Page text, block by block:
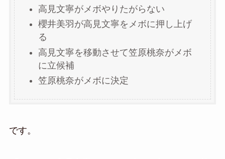
高見文寧がメボやりたがらない
櫻井美羽が高見文寧をメボに押し上げ
る
高見文寧を移動させて笠原桃奈がメボ
に立候補
笠原桃奈がメボに決定
です。